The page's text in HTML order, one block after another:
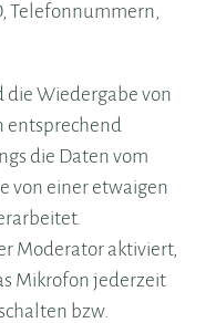
Telefonnummern,
die Wiedergabe von
entsprechend
die Daten vom
von einer etwaigen
Moderator aktiviert,
Mikrofon jederzeit
bzw.